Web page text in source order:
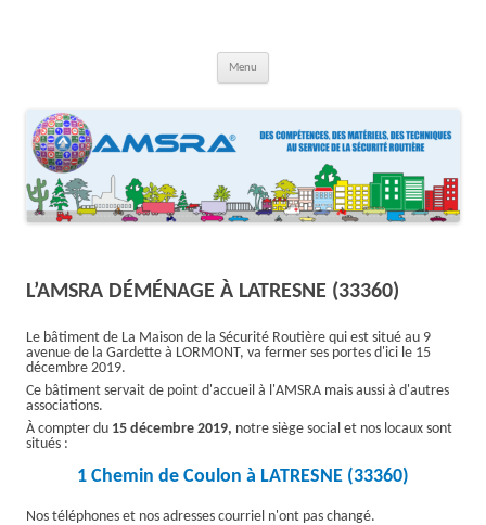
Menu
L’AMSRA DÉMÉNAGE À LATRESNE (33360)
Le bâtiment de La Maison de la Sécurité Routière qui est situé au 9
avenue de la Gardette à LORMONT, va fermer ses portes d'ici le 15
décembre 2019.
Ce bâtiment servait de point d'accueil à l'AMSRA mais aussi à d'autres
associations.
À compter du 15 décembre 2019, notre siège social et nos locaux sont
situés :
1 Chemin de Coulon à LATRESNE (33360)
Nos téléphones et nos adresses courriel n'ont pas changé.